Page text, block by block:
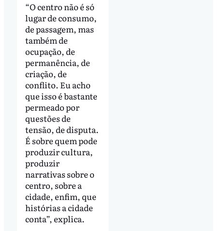
“O centro não é só
lugar de consumo,
de passagem, mas
também de
ocupação, de
permanência, de
criação, de
conflito. Eu acho
que isso é bastante
permeado por
questões de
tensão, de disputa.
É sobre quem pode
produzir cultura,
produzir
narrativas sobre o
centro, sobre a
cidade, enfim, que
histórias a cidade
conta”, explica.